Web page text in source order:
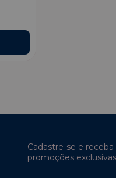
Cadastre-se e
promoções